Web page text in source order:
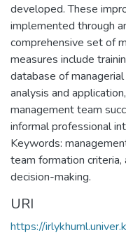
developed. These
implemented through
comprehensive set of
measures include
database of
analysis and
management team
informal professional
Keywords:
team formation
decision-making.
URI
https://